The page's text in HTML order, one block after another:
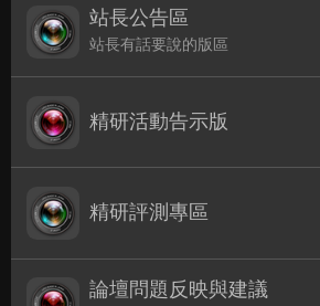
站長公告區
站長有話要說的版區
精研活動告示版
精研評測專區
論壇問題反映與建議